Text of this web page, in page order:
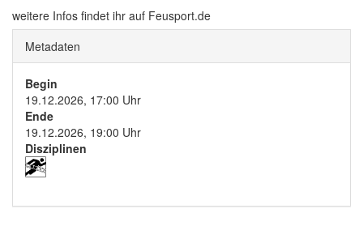
weitere Infos findet ihr auf Feusport.de
Metadaten
Begin
19.12.2026, 17:00 Uhr
Ende
19.12.2026, 19:00 Uhr
Disziplinen